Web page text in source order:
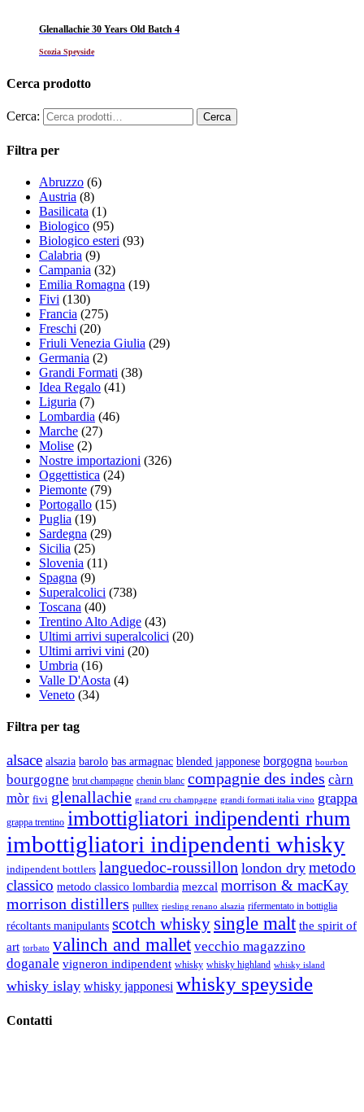
Glenallachie 30 Years Old Batch 4
Scozia Speyside
Cerca prodotto
Cerca:
Filtra per
Abruzzo (6)
Austria (8)
Basilicata (1)
Biologico (95)
Biologico esteri (93)
Calabria (9)
Campania (32)
Emilia Romagna (19)
Fivi (130)
Francia (275)
Freschi (20)
Friuli Venezia Giulia (29)
Germania (2)
Grandi Formati (38)
Idea Regalo (41)
Liguria (7)
Lombardia (46)
Marche (27)
Molise (2)
Nostre importazioni (326)
Oggettistica (24)
Piemonte (79)
Portogallo (15)
Puglia (19)
Sardegna (29)
Sicilia (25)
Slovenia (11)
Spagna (9)
Superalcolici (738)
Toscana (40)
Trentino Alto Adige (43)
Ultimi arrivi superalcolici (20)
Ultimi arrivi vini (20)
Umbria (16)
Valle D'Aosta (4)
Veneto (34)
Filtra per tag
alsace alsazia barolo bas armagnac blended japponese borgogna bourbon
bourgogne brut champagne chenin blanc compagnie des indes càrn
mòr fivi glenallachie grand cru champagne grandi formati italia vino grappa
grappa trentino imbottigliatori indipendenti rhum
imbottigliatori indipendenti whisky
indipendent bottlers languedoc-roussillon london dry metodo
classico metodo classico lombardia mezcal morrison & macKay
morrison distillers pulltex riesling renano alsazia rifermentato in bottiglia
récoltants manipulants scotch whisky single malt the spirit of
art torbato valinch and mallet vecchio magazzino
doganale vigneron indipendent whisky whisky highland whisky island
whisky islay whisky japponesi whisky speyside
Contatti